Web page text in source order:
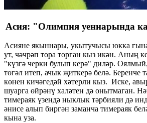
Асия: "Олимпия уеннарында
Асияне якыннары, укытучысы юкка
ут, чәчрәп тора торган кыз икән. Аның
"күзгә черки булып керә" диләр.
төгәл итеп, ачык җиткерә белә. Беренче
көнен кичәгедәй хәтерли кыз. Иске,
шуарга өйрәнү халәтен дә онытмаган.
тимераяк үзендә ныклык тәрбияли дә
әнисе алып биргән заманча тимераяк
кына уза.